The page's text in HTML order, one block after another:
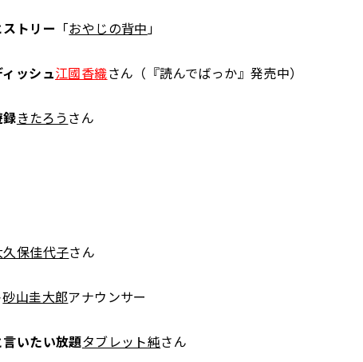
トリー 「おやじの背中 」
ッシュ江國香織さん（『読んでばっか』発売中）
きたろう さん
久保佳代子さん
砂山圭大郎アナウンサー
いたい放題タブレット純さん